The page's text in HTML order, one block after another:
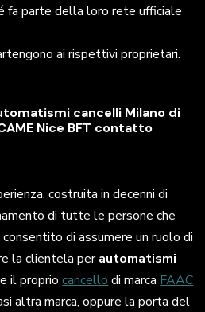
fa parte della loro rete ufficiale
ai rispettivi proprietari.
cancelli Milano di
Nice BFT contatto
costruita in decenni di
di tutte le persone che
di assumere un ruolo di
la clientela perautomatismi
il propriocancello di marca FAAC
altra marca, oppure la porta del